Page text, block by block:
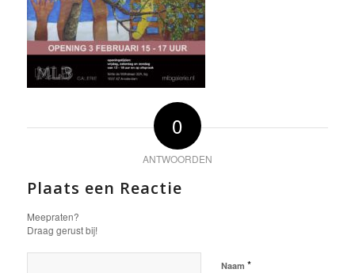
0
ANTWOORDEN
Plaats een Reactie
Meepraten?
Draag gerust bij!
Naam *